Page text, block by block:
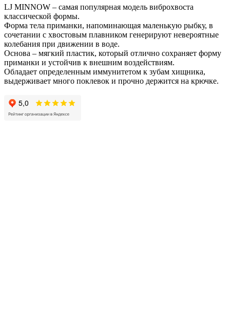
LJ MINNOW – самая популярная модель виброхвоста
классической формы.
Форма тела приманки, напоминающая маленькую рыбку, в
сочетании с хвостовым плавником генерируют невероятные
колебания при движении в воде.
Основа – мягкий пластик, который отлично сохраняет форму
приманки и устойчив к внешним воздействиям.
Обладает определенным иммунитетом к зубам хищника,
выдерживает много поклевок и прочно держится на крючке.